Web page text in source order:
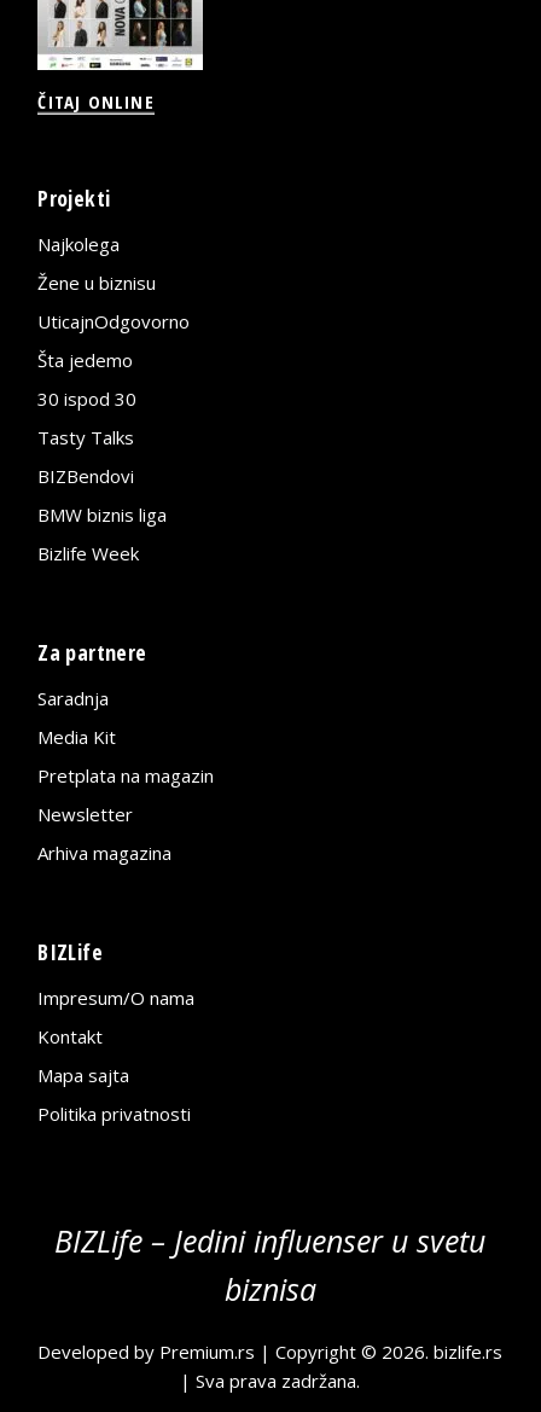
ČITAJ ONLINE
Projekti
Najkolega
Žene u biznisu
UticajnOdgovorno
Šta jedemo
30 ispod 30
Tasty Talks
BIZBendovi
BMW biznis liga
Bizlife Week
Za partnere
Saradnja
Media Kit
Pretplata na magazin
Newsletter
Arhiva magazina
BIZLife
Impresum/O nama
Kontakt
Mapa sajta
Politika privatnosti
BIZLife – Jedini influenser u svetu
biznisa
Developed by Premium.rs | Copyright © 2026.bizlife.rs
| Sva prava zadržana.